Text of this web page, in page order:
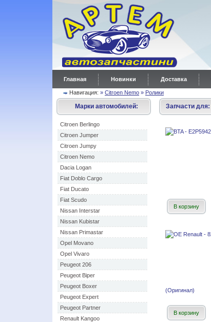
Главная Новинки Доставка
Навигация: » Citroen Nemo » Ролики
Марки автомобилей:
Citroen Berlingo
Citroen Jumper
Citroen Jumpy
Citroen Nemo
Dacia Logan
Fiat Doblo Cargo
Fiat Ducato
Fiat Scudo
Nissan Interstar
Nissan Kubistar
Nissan Primastar
Opel Movano
Opel Vivaro
Peugeot 206
Peugeot Biper
Peugeot Boxer
Peugeot Expert
Peugeot Partner
Renault Kangoo
Запчасти для:
В корзину
(Оригинал)
В корзину